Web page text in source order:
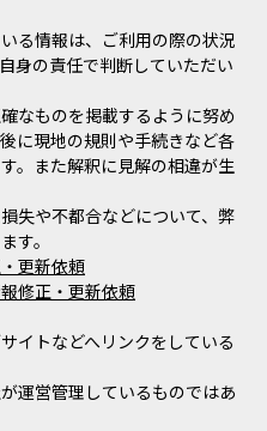
る情報は、ご利用の際の状況
身の責任で判断していただい
なものを掲載するように努め
に現地の規則や手続きなど各
。また解釈に見解の相違が生
失や不都合などについて、弊
す。
更新依頼
修正・更新依頼
イトなどへリンクをしている
運営管理しているものではあ